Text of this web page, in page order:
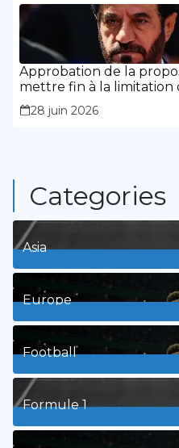
Approbation de la
mettre fin à la limitation
présidence
28 juin 2026
Categories
Asia
1
Europe
3
Football
8
Formule 1
3